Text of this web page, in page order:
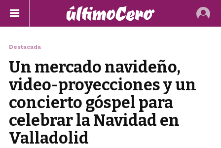
Destacada
Un mercado navideño,
video-proyecciones y un
concierto góspel para
celebrar la Navidad en
Valladolid